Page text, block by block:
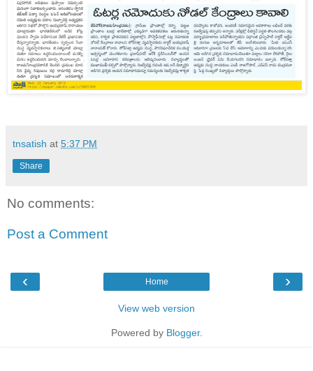
tnsatish at 5:37 PM
Share
No comments:
Post a Comment
‹ ›
Home
View web version
Powered by Blogger.